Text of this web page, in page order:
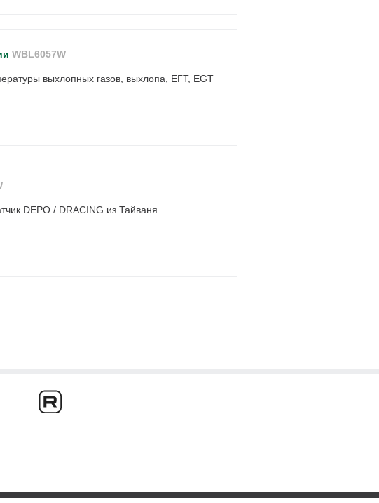
WBL6057W
выхлопных газов, выхлопа, ЕГТ, EGT
DEPO / DRACING из Тайваня